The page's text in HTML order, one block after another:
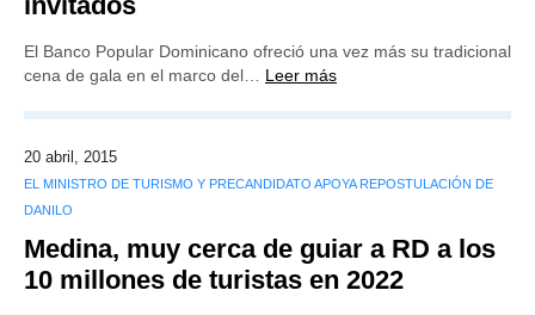
El Banco Popular Dominicano ofreció una vez más su tradicional
cena de gala en el marco del… Leer más
20 abril, 2015
EL MINISTRO DE TURISMO Y PRECANDIDATO APOYA REPOSTULACIÓN DE
DANILO
Medina, muy cerca de guiar a RD a los
10 millones de turistas en 2022